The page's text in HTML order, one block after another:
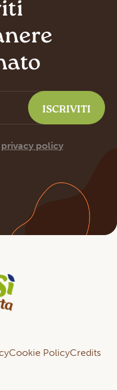
privacy policy
Cookie PolicyCredits